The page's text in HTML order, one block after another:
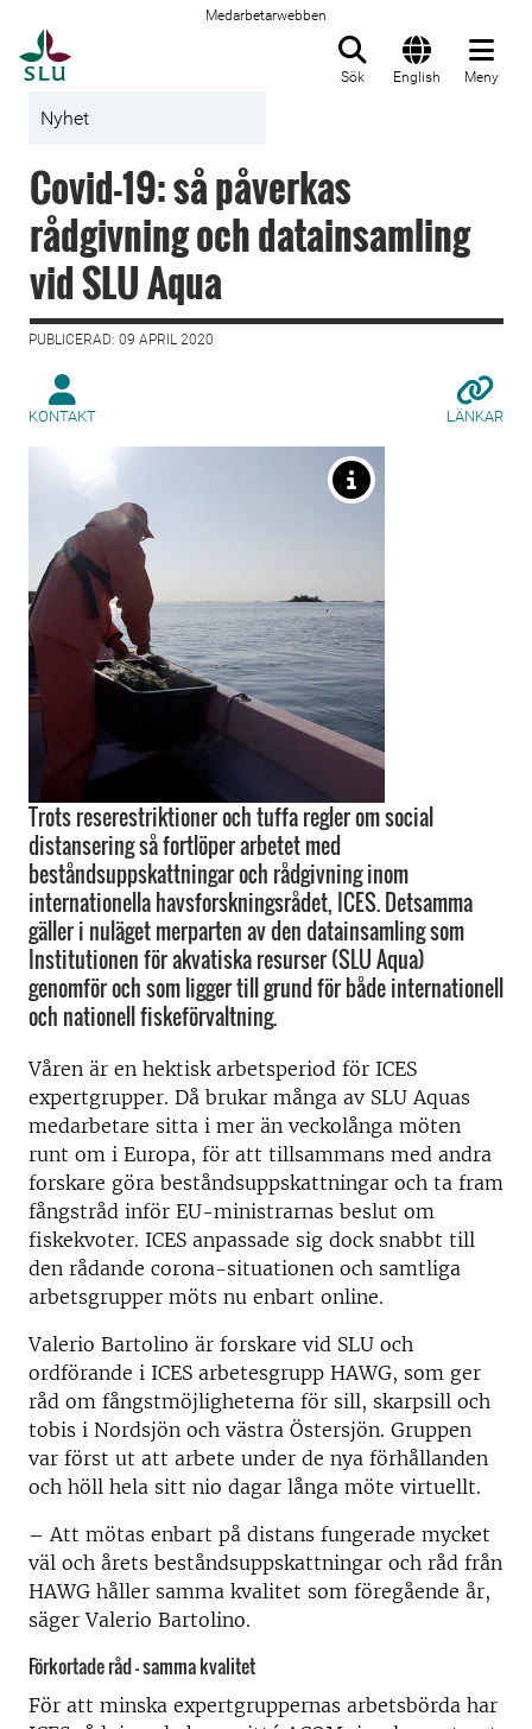
Medarbetarwebben
Sök English Meny
Nyhet
Covid-19: så påverkas
rådgivning och datainsamling
vid SLU Aqua
PUBLICERAD: 09 APRIL 2020
KONTAKT LÄNKAR
Trots reserestriktioner och tuffa regler om social
distansering så fortlöper arbetet med
beståndsuppskattningar och rådgivning inom
internationella havsforskningsrådet, ICES. Detsamma
gäller i nuläget merparten av den datainsamling som
Institutionen för akvatiska resurser (SLU Aqua)
genomför och som ligger till grund för både internationell
och nationell fiskeförvaltning.
Våren är en hektisk arbetsperiod för ICES
expertgrupper. Då brukar många av SLU Aquas
medarbetare sitta i mer än veckolånga möten
runt om i Europa, för att tillsammans med andra
forskare göra beståndsuppskattningar och ta fram
fångstråd inför EU-ministrarnas beslut om
fiskekvoter. ICES anpassade sig dock snabbt till
den rådande corona-situationen och samtliga
arbetsgrupper möts nu enbart online.
Valerio Bartolino är forskare vid SLU och
ordförande i ICES arbetesgrupp HAWG, som ger
råd om fångstmöjligheterna för sill, skarpsill och
tobis i Nordsjön och västra Östersjön. Gruppen
var först ut att arbete under de nya förhållanden
och höll hela sitt nio dagar långa möte virtuellt.
– Att mötas enbart på distans fungerade mycket
väl och årets beståndsuppskattningar och råd från
HAWG håller samma kvalitet som föregående år,
säger Valerio Bartolino.
Förkortade råd – samma kvalitet
För att minska expertgruppernas arbetsbörda har